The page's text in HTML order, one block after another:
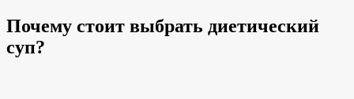
Почему стоит выбрать диетический
суп?